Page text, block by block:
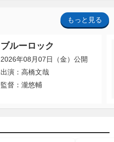
もっと見る
ブルーロック
2026年08月07日（金）公開
出演：高橋文哉
監督：瀧悠輔